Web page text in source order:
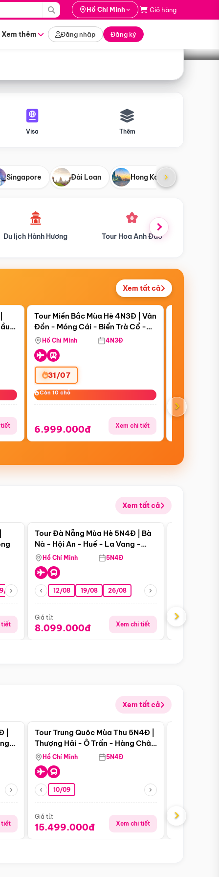
Hồ Chí Minh Giỏ hàng
Xem thêm Đăng nhập Đăng ký
Tìm tour
Visa Thêm
Singapore Đài Loan Hong Kong
Tour Hoa Anh Đào Du lịch Mùa Hè
Xem tất cả
tiết
Điểm nổi bật
Tour Miền Bắc Mùa Hè 4N3Đ | Vân
Đồn - Móng Cái - Biển Trà Cổ -
Yên Tử - Vịnh Hạ Long | Đặc
Quyền Giá Sun Phuquoc Airways
Hồ Chí Minh 4N3Đ
31/07
Còn 10 chỗ
Còn 10 chỗ
6.999.000đ Xem chi tiết
›
Xem tất cả
08 22/08 26/08 05/09 09/09
tiết
Điểm nổi bật
Tour Đà Nẵng Mùa Hè 5N4Đ | Bà
Nà - Hội An - Huế - La Vang -
Động Thiên Đường
Hồ Chí Minh 5N4Đ
12/08 19/08 26/08
Giá từ:
8.099.000đ Xem chi tiết
Giá từ:
›
Xem tất cả
|
tiết
Điểm nổi bật
Tour Trung Quôc Mùa Thu 5N4Đ |
Thượng Hải - Ô Trấn - Hàng Châu
(Tour Không Shopping)
Hồ Chí Minh 5N4Đ
10/09
Giá từ:
15.499.000đ Xem chi tiết
Giá từ:
›